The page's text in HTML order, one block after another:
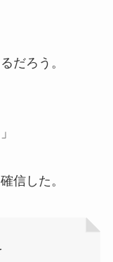
だろう。
信した。